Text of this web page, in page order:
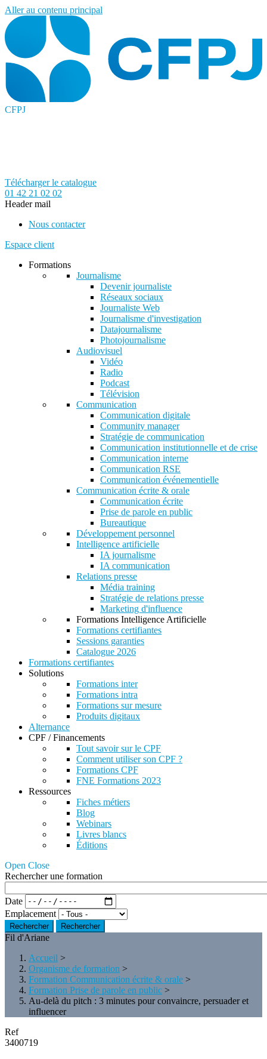
Aller au contenu principal
CFPJ
Télécharger le catalogue
01 42 21 02 02
Header mail
Nous contacter
Espace client
Formations
Journalisme
Devenir journaliste
Réseaux sociaux
Journaliste Web
Journalisme d'investigation
Datajournalisme
Photojournalisme
Audiovisuel
Vidéo
Radio
Podcast
Télévision
Communication
Communication digitale
Community manager
Stratégie de communication
Communication institutionnelle et de crise
Communication interne
Communication RSE
Communication événementielle
Communication écrite & orale
Communication écrite
Prise de parole en public
Bureautique
Développement personnel
Intelligence artificielle
IA journalisme
IA communication
Relations presse
Média training
Stratégie de relations presse
Marketing d'influence
Formations Intelligence Artificielle
Formations certifiantes
Sessions garanties
Catalogue 2026
Formations certifiantes
Solutions
Formations inter
Formations intra
Formations sur mesure
Produits digitaux
Alternance
CPF / Financements
Tout savoir sur le CPF
Comment utiliser son CPF ?
Formations CPF
FNE Formations 2023
Ressources
Fiches métiers
Blog
Webinars
Livres blancs
Éditions
Open Close
Rechercher une formation
Date
Emplacement
Rechercher
Fil d'Ariane
Accueil >
Organisme de formation >
Formation Communication écrite & orale >
Formation Prise de parole en public >
Au-delà du pitch : 3 minutes pour convaincre, persuader et
influencer
Ref
3400719